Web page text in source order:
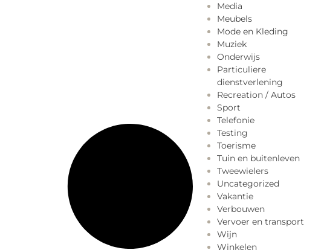
Media
Meubels
Mode en Kleding
Muziek
Onderwijs
Particuliere
dienstverlening
Recreation / Autos
Sport
Telefonie
Testing
Toerisme
Tuin en buitenleven
Tweewielers
Uncategorized
Vakantie
Verbouwen
Vervoer en transport
Wijn
Winkelen